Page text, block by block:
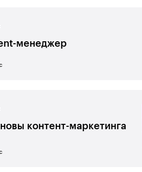
менеджер
контент-маркетинга